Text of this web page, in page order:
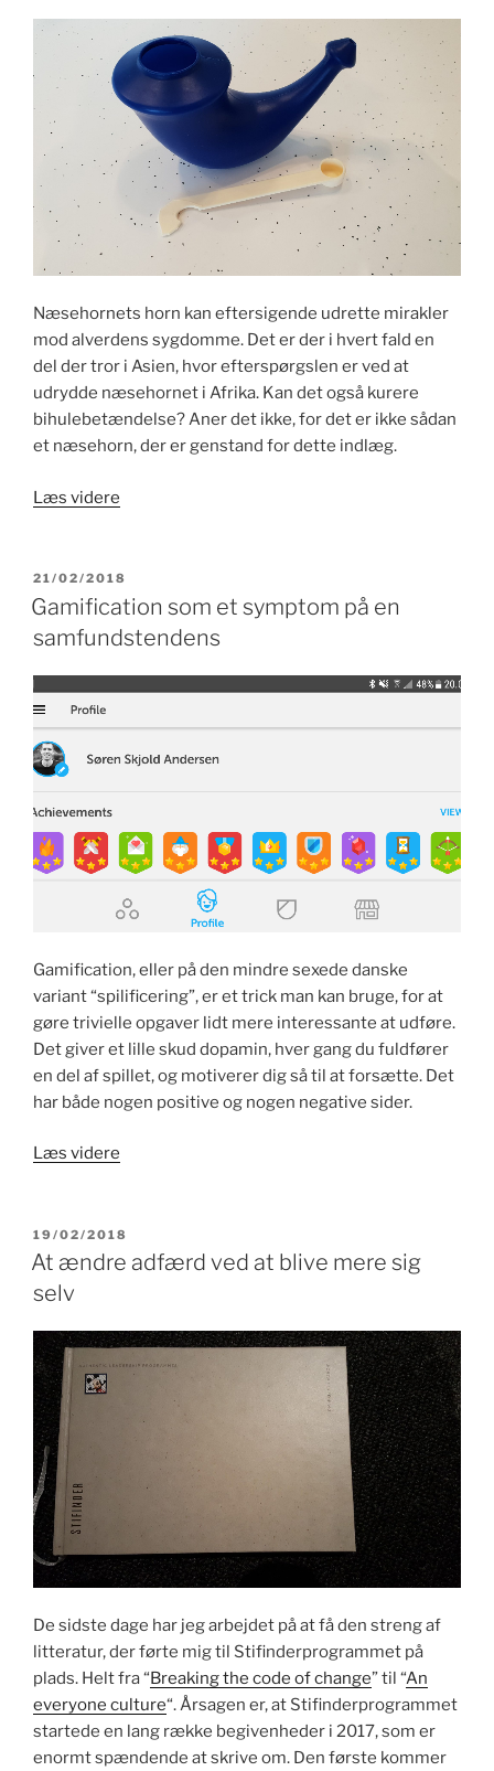
Næsehornets horn kan eftersigende udrette mirakler
mod alverdens sygdomme. Det er der i hvert fald en
del der tror i Asien, hvor efterspørgslen er ved at
udrydde næsehornet i Afrika. Kan det også kurere
bihulebetændelse? Aner det ikke, for det er ikke sådan
et næsehorn, der er genstand for dette indlæg.
Læs videre
UDGIVET
DEN
21/02/2018
Gamification som et symptom på en
samfundstendens
Gamification, eller på den mindre sexede danske
variant “spilificering”, er et trick man kan bruge, for at
gøre trivielle opgaver lidt mere interessante at udføre.
Det giver et lille skud dopamin, hver gang du fuldfører
en del af spillet, og motiverer dig så til at forsætte. Det
har både nogen positive og nogen negative sider.
Læs videre
symptom
på
UDGIVET
DEN
19/02/2018
At ændre adfærd ved at blive mere sig
selv
De sidste dage har jeg arbejdet på at få den streng af
litteratur, der førte mig til Stifinderprogrammet på
plads. Helt fra “Breaking the code of change” til “An
everyone culture“. Årsagen er, at Stifinderprogrammet
startede en lang række begivenheder i 2017, som er
enormt spændende at skrive om. Den første kommer